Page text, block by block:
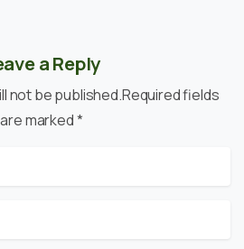
a Reply
not be published.Required fields
are marked *